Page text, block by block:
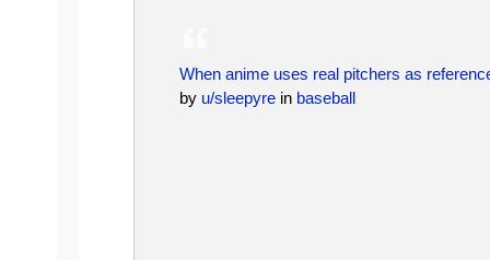
When anime uses real pitchers as
by u/sleepyre in baseball